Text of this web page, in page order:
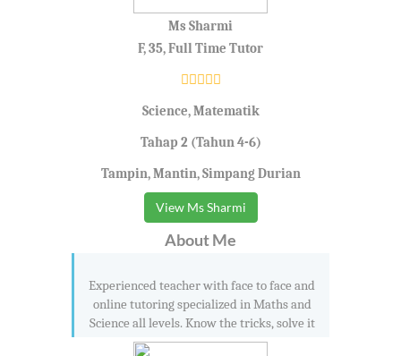
Ms Sharmi
F, 35, Full Time Tutor
Science, Matematik
Tahap 2 (Tahun 4-6)
Tampin, Mantin, Simpang Durian
View Ms Sharmi
About Me
Experienced teacher with face to face and
online tutoring specialized in Maths and
Science all levels. Know the tricks, solve it